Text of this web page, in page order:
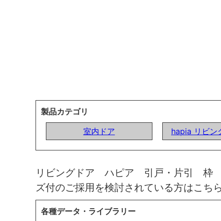
製品カテゴリ
室内ドア
hapia リビン
リビングドア ハピア 引戸・片引 枠
ズ付のご採用を検討されている方はこち
各種データ・ライブラリー